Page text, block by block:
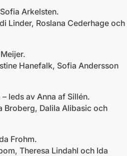
Arkelsten.
Linder, Roslana Cederhage och
Hanefalk, Sofia Andersson
– leds av Anna af Sillén.
Broberg, Dalila Alibasic och
Frohm.
Theresa Lindahl och Ida